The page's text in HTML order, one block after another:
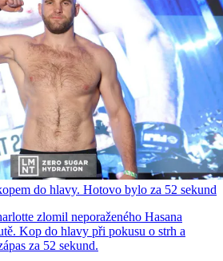
do hlavy. Hotovo bylo za 52 sekund
zlomil neporaženého Hasana
Kop do hlavy při pokusu o strh a
za 52 sekund.